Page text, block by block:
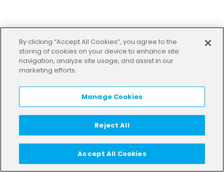
By clicking “Accept All Cookies”, you agree to the
storing of cookies on your device to enhance site
navigation, analyze site usage, and assist in our
marketing efforts.
Manage Cookies
Reject All
Accept All Cookies